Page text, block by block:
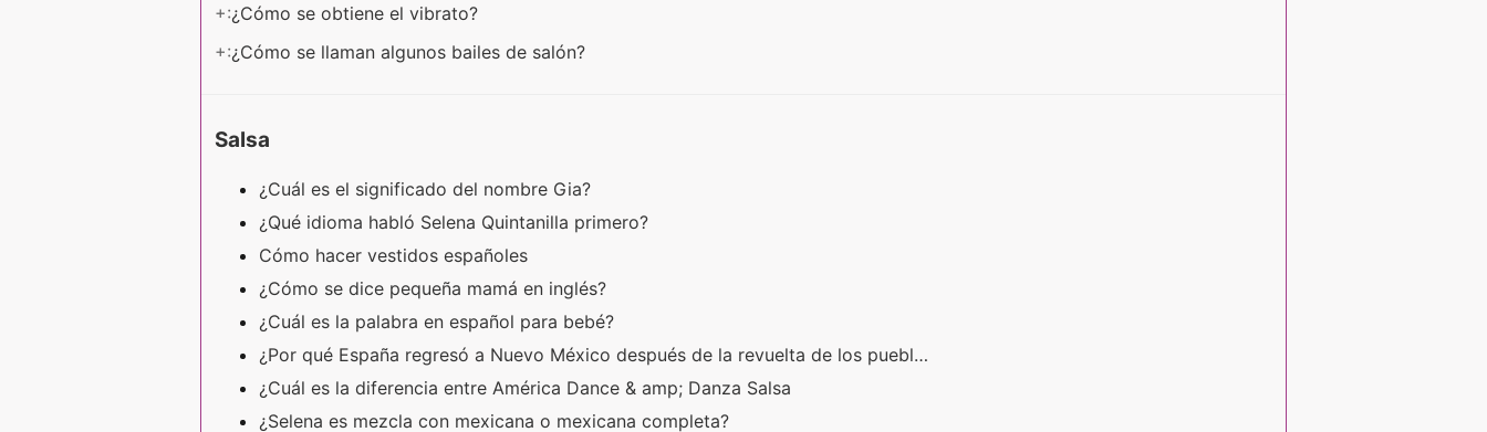
+:¿Cómo se obtiene el vibrato?
+:¿Cómo se llaman algunos bailes de salón?
Salsa
¿Cuál es el significado del nombre Gia?
¿Qué idioma habló Selena Quintanilla primero?
Cómo hacer vestidos españoles
¿Cómo se dice pequeña mamá en inglés?
¿Cuál es la palabra en español para bebé?
¿Por qué España regresó a Nuevo México después de la revuelta de los puebl…
¿Cuál es la diferencia entre América Dance & amp; Danza Salsa
¿Selena es mezcla con mexicana o mexicana completa?